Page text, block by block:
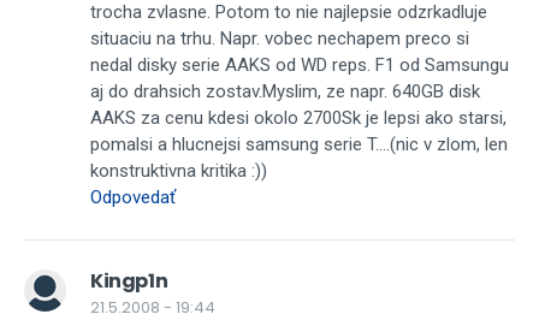
trocha zvlasne. Potom to nie najlepsie odzrkadluje
situaciu na trhu. Napr. vobec nechapem preco si
nedal disky serie AAKS od WD reps. F1 od Samsungu
aj do drahsich zostav.Myslim, ze napr. 640GB disk
AAKS za cenu kdesi okolo 2700Sk je lepsi ako starsi,
pomalsi a hlucnejsi samsung serie T....(nic v zlom, len
konstruktivna kritika :))
Odpovedať
Kingp1n
21.5.2008 - 19:44